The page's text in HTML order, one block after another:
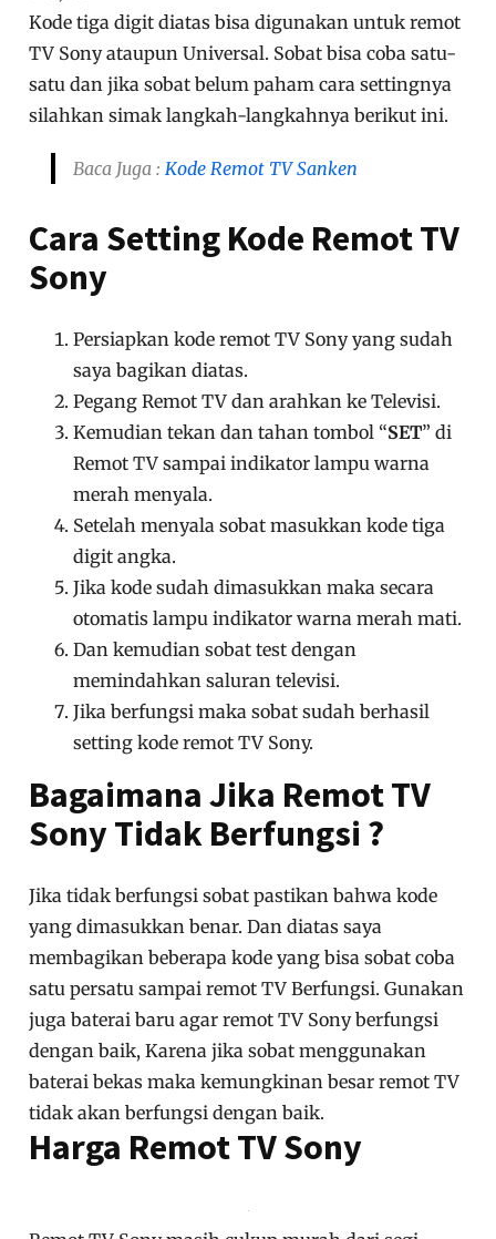
nya sendiri terdapat tiga digit angka dan bisa
digunakan juga untuk remot Tv Universal, Untuk
kode remot TV Sony sebagai berikut :
Kode Remot TV Sony Tabung
240, 049, 005, 094, 106, 148, 237, 238, 239, 041
Kode Remot TV Sony LED
023, 135
Kode tiga digit diatas bisa digunakan untuk remot
satu dan jika sobat belum paham cara settingnya
silahkan simak langkah-langkahnya berikut ini.
Baca Juga : Kode Remot TV Sanken
Cara Setting Kode Remot TV
Sony
Persiapkan kode remot TV Sony yang sudah
saya bagikan diatas.
Pegang Remot TV dan arahkan ke Televisi.
Kemudian tekan dan tahan tombol “
Remot TV sampai indikator lampu warna
merah menyala.
Setelah menyala sobat masukkan kode tiga
digit angka.
Jika kode sudah dimasukkan maka secara
Dan kemudian sobat test dengan
memindahkan saluran televisi.
Jika berfungsi maka sobat sudah berhasil
setting kode remot TV Sony.
Bagaimana Jika Remot TV
Sony Tidak Berfungsi ?
Jika tidak berfungsi sobat pastikan bahwa kode
membagikan beberapa kode yang bisa sobat coba